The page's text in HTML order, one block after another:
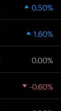
0.50%
1.60%
0.00%
-0.60%